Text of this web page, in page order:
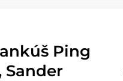
Ping
Sander